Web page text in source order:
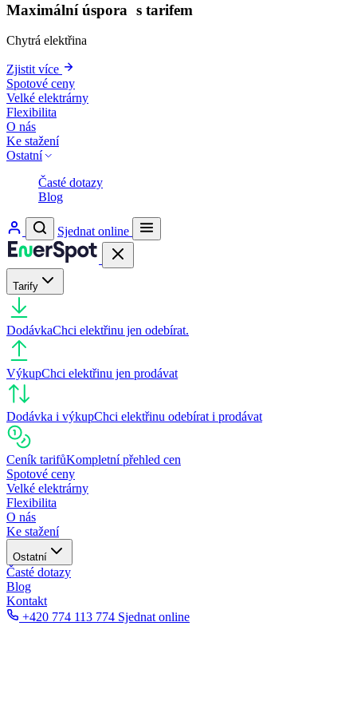
Maximální úspora s tarifem
Chytrá elektřina
Zjistit více
Spotové ceny
Velké elektrárny
Flexibilita
O nás
Ke stažení
Ostatní
Časté dotazy
Blog
Sjednat online
Tarify
DodávkaChci elektřinu jen odebírat.
VýkupChci elektřinu jen prodávat
Dodávka i výkupChci elektřinu odebírat i prodávat
Ceník tarifůKompletní přehled cen
Spotové ceny
Velké elektrárny
Flexibilita
O nás
Ke stažení
Ostatní
Časté dotazy
Blog
Kontakt
+420 774 113 774 Sjednat online